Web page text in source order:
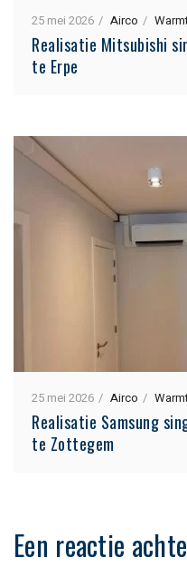
25 mei 2026 Airco
Realisatie Mitsubishi
te Erpe
25 mei 2026 Airco
Realisatie Samsung
te Zottegem
Een reactie